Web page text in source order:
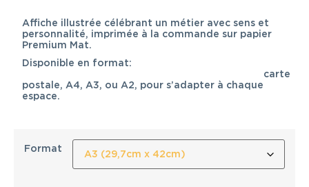
Affiche illustrée célébrant un métier avec sens et
personnalité, imprimée à la commande sur papier
Premium Mat.
Disponible en format:
carte
postale, A4, A3, ou A2, pour s’adapter à chaque
espace.
Format